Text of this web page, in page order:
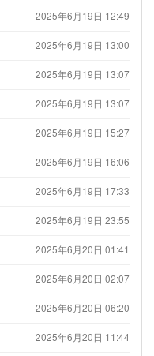
2025年6月19日 12:49
2025年6月19日 13:00
2025年6月19日 13:07
2025年6月19日 13:07
2025年6月19日 15:27
2025年6月19日 16:06
2025年6月19日 17:33
2025年6月19日 23:55
2025年6月20日 01:41
2025年6月20日 02:07
2025年6月20日 06:20
2025年6月20日 11:44